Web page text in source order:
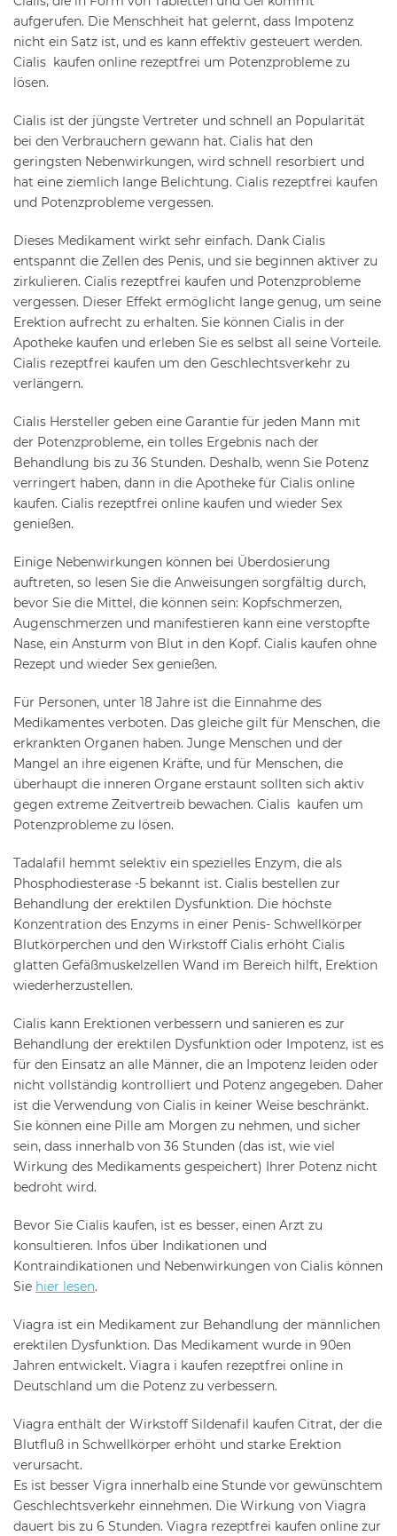
aufgerufen. Die Menschheit hat gelernt, dass Impotenz
nicht ein Satz ist, und es kann effektiv gesteuert werden.
Cialis kaufen online rezeptfrei um Potenzprobleme zu
lösen.
Cialis ist der jüngste Vertreter und schnell an Popularität
bei den Verbrauchern gewann hat. Cialis hat den
geringsten Nebenwirkungen, wird schnell resorbiert und
hat eine ziemlich lange Belichtung. Cialis rezeptfrei kaufen
und Potenzprobleme vergessen.
Dieses Medikament wirkt sehr einfach. Dank Cialis
entspannt die Zellen des Penis, und sie beginnen aktiver zu
zirkulieren. Cialis rezeptfrei kaufen und Potenzprobleme
vergessen. Dieser Effekt ermöglicht lange genug, um seine
Erektion aufrecht zu erhalten. Sie können Cialis in der
Apotheke kaufen und erleben Sie es selbst all seine Vorteile.
Cialis rezeptfrei kaufen um den Geschlechtsverkehr zu
verlängern.
Cialis Hersteller geben eine Garantie für jeden Mann mit
der Potenzprobleme, ein tolles Ergebnis nach der
Behandlung bis zu 36 Stunden. Deshalb, wenn Sie Potenz
verringert haben, dann in die Apotheke für Cialis online
kaufen. Cialis rezeptfrei online kaufen und wieder Sex
genießen.
Einige Nebenwirkungen können bei Überdosierung
auftreten, so lesen Sie die Anweisungen sorgfältig durch,
bevor Sie die Mittel, die können sein: Kopfschmerzen,
Augenschmerzen und manifestieren kann eine verstopfte
Nase, ein Ansturm von Blut in den Kopf. Cialis kaufen ohne
Rezept und wieder Sex genießen.
Für Personen, unter 18 Jahre ist die Einnahme des
Medikamentes verboten. Das gleiche gilt für Menschen, die
erkrankten Organen haben. Junge Menschen und der
Mangel an ihre eigenen Kräfte, und für Menschen, die
überhaupt die inneren Organe erstaunt sollten sich aktiv
gegen extreme Zeitvertreib bewachen. Cialis kaufen um
Potenzprobleme zu lösen.
Tadalafil hemmt selektiv ein spezielles Enzym, die als
Phosphodiesterase -5 bekannt ist. Cialis bestellen zur
Behandlung der erektilen Dysfunktion. Die höchste
Konzentration des Enzyms in einer Penis- Schwellkörper
Blutkörperchen und den Wirkstoff Cialis erhöht Cialis
glatten Gefäßmuskelzellen Wand im Bereich hilft, Erektion
wiederherzustellen.
Cialis kann Erektionen verbessern und sanieren es zur
Behandlung der erektilen Dysfunktion oder Impotenz, ist es
für den Einsatz an alle Männer, die an Impotenz leiden oder
nicht vollständig kontrolliert und Potenz angegeben. Daher
ist die Verwendung von Cialis in keiner Weise beschränkt.
Sie können eine Pille am Morgen zu nehmen, und sicher
sein, dass innerhalb von 36 Stunden (das ist, wie viel
Wirkung des Medikaments gespeichert) Ihrer Potenz nicht
bedroht wird.
Bevor Sie Cialis kaufen, ist es besser, einen Arzt zu
konsultieren. Infos über Indikationen und
Kontraindikationen und Nebenwirkungen von Cialis können
Sie hier lesen.
Viagra ist ein Medikament zur Behandlung der männlichen
erektilen Dysfunktion. Das Medikament wurde in 90en
Jahren entwickelt. Viagra i kaufen rezeptfrei online in
Deutschland um die Potenz zu verbessern.
Viagra enthält der Wirkstoff Sildenafil kaufen Citrat, der die
Blutfluß in Schwellkörper erhöht und starke Erektion
verursacht.
Es ist besser Vigra innerhalb eine Stunde vor gewünschtem
Geschlechtsverkehr einnehmen. Die Wirkung von Viagra
dauert bis zu 6 Stunden. Viagra rezeptfrei kaufen online zur